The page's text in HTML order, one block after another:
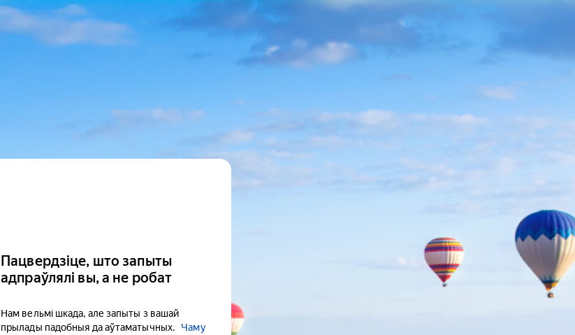
Пацвердзіце, што запыты
адпраўлялі вы, а не робат
Нам вельмі шкада, але запыты з вашай
прылады падобныя да аўтаматычных.
Чаму